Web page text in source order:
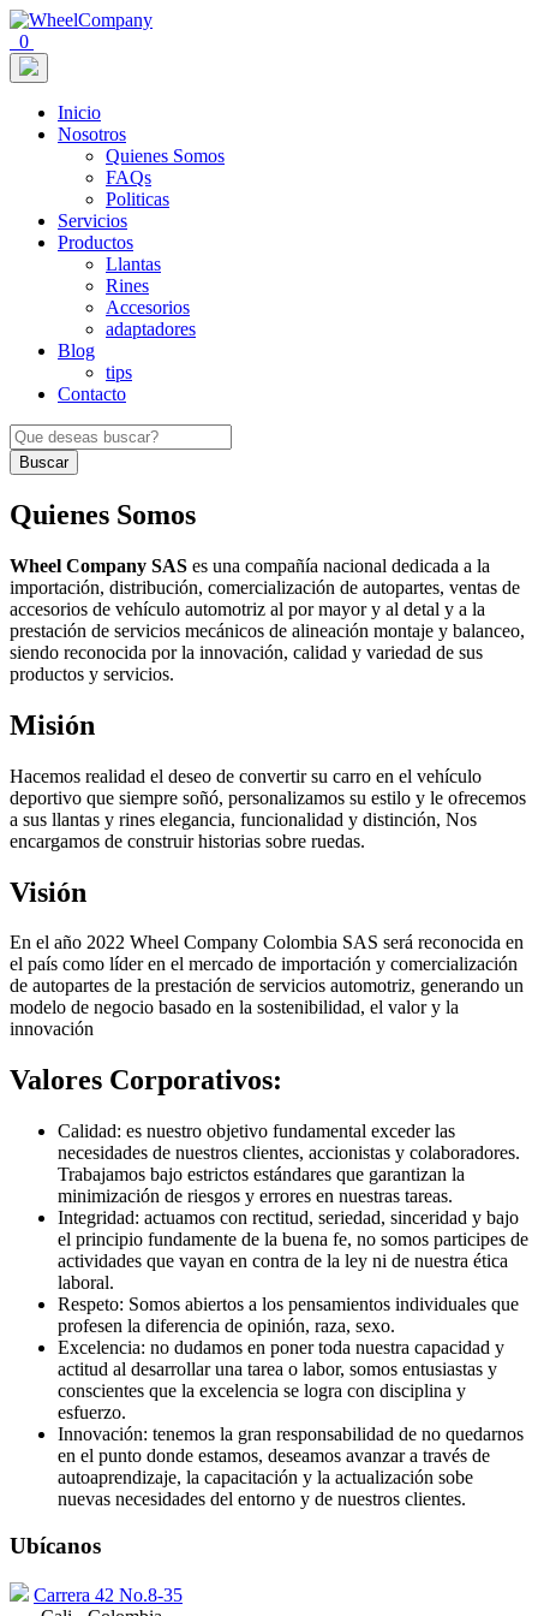
0
Inicio
Nosotros
Quienes Somos
FAQs
Politicas
Servicios
Productos
Llantas
Rines
Accesorios
adaptadores
Blog
tips
Contacto
Buscar
Quienes Somos
Wheel Company SAS es una compañía nacional dedicada a la
importación, distribución, comercialización de autopartes, ventas de
accesorios de vehículo automotriz al por mayor y al detal y a la
prestación de servicios mecánicos de alineación montaje y balanceo,
siendo reconocida por la innovación, calidad y variedad de sus
productos y servicios.
Misión
Hacemos realidad el deseo de convertir su carro en el vehículo
deportivo que siempre soñó, personalizamos su estilo y le ofrecemos
a sus llantas y rines elegancia, funcionalidad y distinción, Nos
encargamos de construir historias sobre ruedas.
Visión
En el año 2022 Wheel Company Colombia SAS será reconocida en
el país como líder en el mercado de importación y comercialización
de autopartes de la prestación de servicios automotriz, generando un
modelo de negocio basado en la sostenibilidad, el valor y la
innovación
Valores Corporativos:
Calidad: es nuestro objetivo fundamental exceder las
necesidades de nuestros clientes, accionistas y colaboradores.
Trabajamos bajo estrictos estándares que garantizan la
minimización de riesgos y errores en nuestras tareas.
Integridad: actuamos con rectitud, seriedad, sinceridad y bajo
el principio fundamente de la buena fe, no somos participes de
actividades que vayan en contra de la ley ni de nuestra ética
laboral.
Respeto: Somos abiertos a los pensamientos individuales que
profesen la diferencia de opinión, raza, sexo.
Excelencia: no dudamos en poner toda nuestra capacidad y
actitud al desarrollar una tarea o labor, somos entusiastas y
conscientes que la excelencia se logra con disciplina y
esfuerzo.
Innovación: tenemos la gran responsabilidad de no quedarnos
en el punto donde estamos, deseamos avanzar a través de
autoaprendizaje, la capacitación y la actualización sobe
nuevas necesidades del entorno y de nuestros clientes.
Ubícanos
Carrera 42 No.8-35